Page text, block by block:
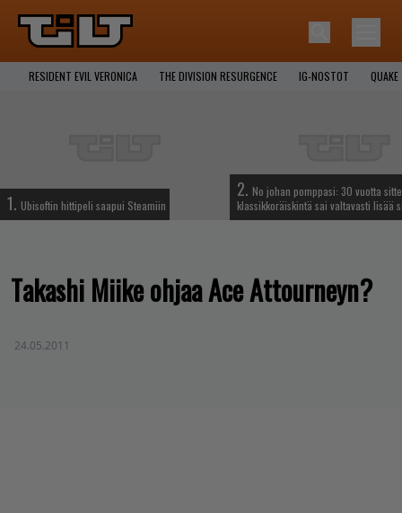
RESIDENT EVIL VERONICA THE DIVISION RESURGENCE IG-NOSTOT QUAKE
1. Ubisoftin hittipeli saapui Steamiin
2. No johan pomppasi: 30 vuotta
klassikkoräiskintä sai valtavasti lisää
Takashi Miike ohjaa Ace Attourneyn?
24.05.2011